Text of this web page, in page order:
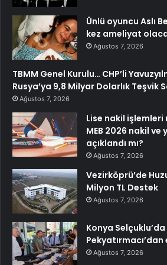
Ünlü oyuncu Aslı
kez ameliyat
Ağustos 7, 2026
TBMM Genel Kurulu… CHP’li
Rusya’ya 9,8 Milyar Dolarlık Teşvik
Ağustos 7, 2026
Lise nakil işlemleri
MEB 2026 nakil
açıklandı mı?
Ağustos 7, 2026
Vezirköprü’de
Milyon TL Destek
Ağustos 7, 2026
Konya
Ağustos 7, 2026